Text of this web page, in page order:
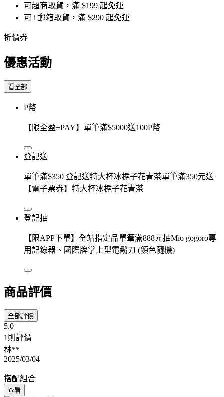
可超商取貨，滿 $199 起免運
可 i 郵箱取貨，滿 $290 起免運
折價券
優惠活動
看全部
P幣
【限全盈+PAY】單筆滿$5000送100P幣
登記送
單筆滿$350 登記送特大杯冰梔子花青茶單筆滿350元送
【電子票券】特大杯冰梔子花青茶
登記抽
【限APP下單】全站指定品單筆滿888元抽Mio gogoro專
用記錄器、國際牌掌上型電鬍刀 (顏色隨機)
商品評價
全部評價
5.0
1則評價
林**
2025/03/04
搭配組合
查看